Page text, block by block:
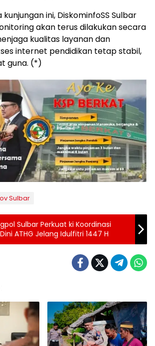
ini, DiskominfoSS Sulbar
akan terus dilakukan secara
kualitas layanan dan
internet pendidikan tetap stabil,
guna. (*)
Sulbar
Sulbar Perkuat ki Koordinasi
ATHG Jelang Idulfitri 1447 H